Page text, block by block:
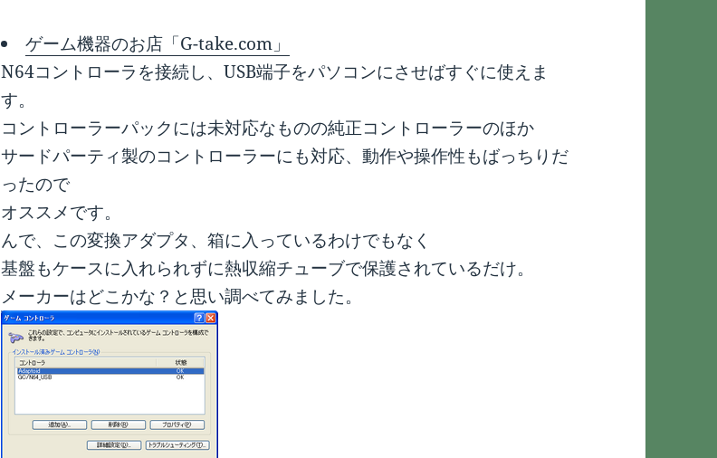
ゲーム機器のお店「G-take.com」
N64コントローラを接続し、USB端子をパソコンにさせばすぐに使えま
す。
コントローラーパックには未対応なものの純正コントローラーのほか
サードパーティ製のコントローラーにも対応、動作や操作性もばっちりだ
ったので
オススメです。
んで、この変換アダプタ、箱に入っているわけでもなく
基盤もケースに入れられずに熱収縮チューブで保護されているだけ。
メーカーはどこかな？と思い調べてみました。